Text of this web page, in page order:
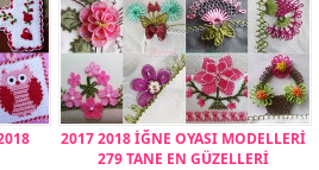
2017 2018 İĞNE OYASI MODELLERİ
279 TANE EN GÜZELLERİ